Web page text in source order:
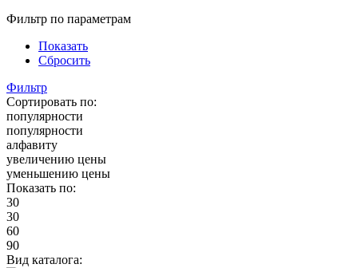
Фильтр по параметрам
Показать
Сбросить
Фильтр
Сортировать по:
популярности
популярности
алфавиту
увеличению цены
уменьшению цены
Показать по:
30
30
60
90
Вид каталога: